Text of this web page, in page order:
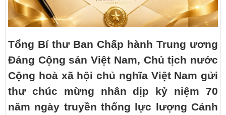
Tổng Bí thư Ban Chấp hành Trung ương
Đảng Cộng sản Việt Nam, Chủ tịch nước
Cộng hoà xã hội chủ nghĩa Việt Nam gửi
thư chúc mừng nhân dịp kỷ niệm 70
năm ngày truyền thống lực lượng Cảnh